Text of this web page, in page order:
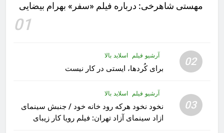
مهستى شاهرخى:‌ درباره فيلم «سفر» بهرام بیضایی
01
02 آرشیو فیلم اسلاید بالا
برای کُردها، ایستی در کار نیست
03
آرشیو فیلم اسلاید بالا
نخود نخود هرکه رود خانه خود / جنبش سینمای
ازاد سینمای آزاد تهران: فیلم رویا کار زیبای